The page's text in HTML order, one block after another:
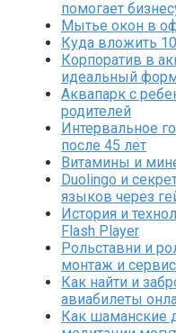
помогает
Мытье окон в
Куда вложить
Корпоратив в
идеальный
Аквапарк с
родителей
Интервальное
после 45 лет
Витамины и
Duolingo и
языков через
История и
Flash Player
Рольставни и
монтаж и
Как найти и
авиабилеты
Как шаманские